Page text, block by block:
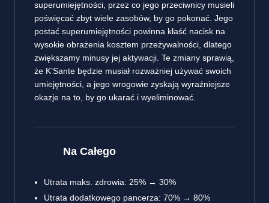
superumiejętności, przez co jego przeciwnicy musieli
poświęcać zbyt wiele zasobów, by go pokonać. Jego
postać superumiejętności powinna kłaść nacisk na
wysokie obrażenia kosztem przeżywalności, dlatego
zwiększamy minusy jej aktywacji. Te zmiany sprawią,
że K’Sante będzie musiał rozważniej używać swoich
umiejętności, a jego wrogowie zyskają wyraźniejsze
okazje na to, by go ukarać i wyeliminować.
Na Całego
Utrata maks. zdrowia: 25% → 30%
Utrata dodatkowego pancerza: 70% → 80%